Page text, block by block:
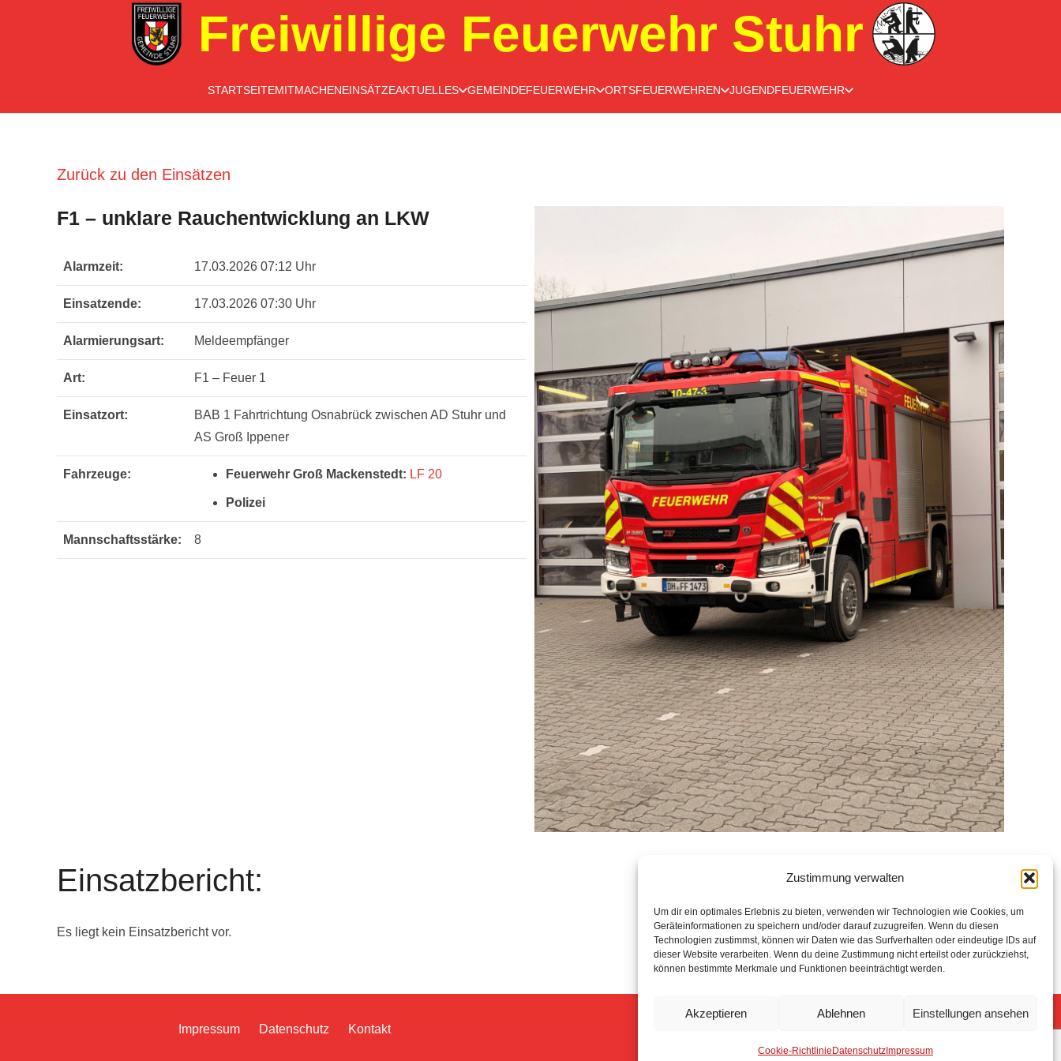
Zustimmung verwalten
Um dir ein optimales Erlebnis zu bieten, verwenden wir Technologien wie Cookies, um
Geräteinformationen zu speichern und/oder darauf zuzugreifen. Wenn du diesen
Technologien zustimmst, können wir Daten wie das Surfverhalten oder eindeutige IDs auf
dieser Website verarbeiten. Wenn du deine Zustimmung nicht erteilst oder zurückziehst,
können bestimmte Merkmale und Funktionen beeinträchtigt werden.
Akzeptieren Ablehnen Einstellungen ansehen
Cookie-Richtlinie DatenschutzImpressum
Freiwillige Feuerwehr Stuhr
STARTSEITEMITMACHENEINSÄTZEAKTUELLES GEMEINDEFEUERWEHR ORTSFEUERWEHREN JUGENDFEUERWEHR
Zurück zu den Einsätzen
F1 – unklare Rauchentwicklung an LKW
Alarmzeit: 17.03.2026 07:12 Uhr
Einsatzende: 17.03.2026 07:30 Uhr
Alarmierungsart: Meldeempfänger
Art: F1 – Feuer 1
Einsatzort:
BAB 1 Fahrtrichtung Osnabrück zwischen AD Stuhr und
AS Groß Ippener
Fahrzeuge: Feuerwehr Groß Mackenstedt: LF 20
Polizei
Mannschaftsstärke: 8
Einsatzbericht:
Es liegt kein Einsatzbericht vor.
Impressum Datenschutz Kontakt
Anmelden